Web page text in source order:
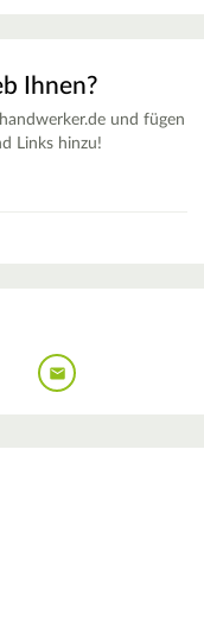
Ihnen?
und fügen
Links hinzu!